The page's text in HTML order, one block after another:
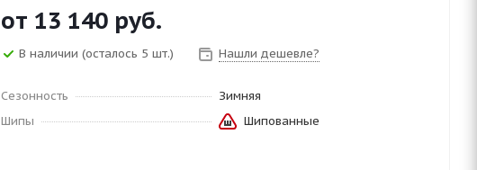
от 13 140 руб.
В наличии (осталось 5 шт.) Нашли дешевле?
Сезонность
Зимняя
Шипы
Шипованные